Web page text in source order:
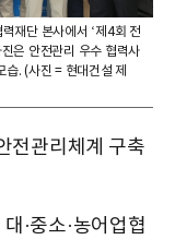
재단 본사에서 ‘제4회 전
은 안전관리 우수 협력사
. (사진 = 현대건설 제
전관리체계 구축
·중소·농어업협